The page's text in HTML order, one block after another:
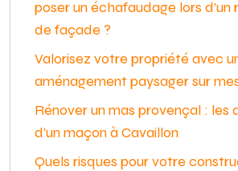
poser un échafaudage lors d’un
de façade ?
Valorisez votre propriété avec
aménagement paysager sur
Rénover un mas provençal : les
d’un maçon à Cavaillon
Quels risques pour votre